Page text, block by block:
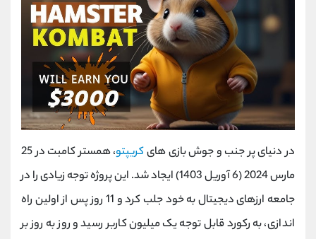
در دنیای پر جنب و جوش بازی هایکریپتو
، همستر کامبت در 25
مارس 2024 (6 آوریل 1403) ایجاد شد. این پروژه توجه زیادی را در
جامعه ارزهای دیجیتال به خود جلب کرد و 11 روز پس از اولین راه
اندازی، به رکورد قابل توجه یک میلیون کاربر رسید و روز به روز بر